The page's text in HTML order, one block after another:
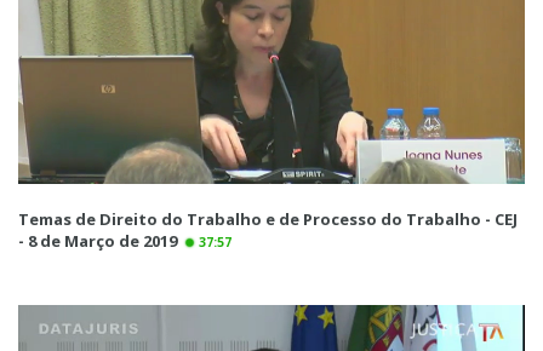
Temas de Direito do Trabalho e de Processo do Trabalho - CEJ
- 8 de Março de 2019
37:57